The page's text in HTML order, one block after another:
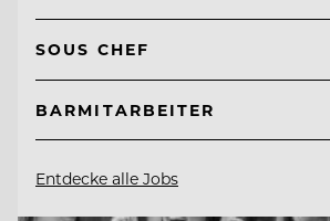
SOUS CHEF
BARMITARBEITER
Entdecke alle Jobs